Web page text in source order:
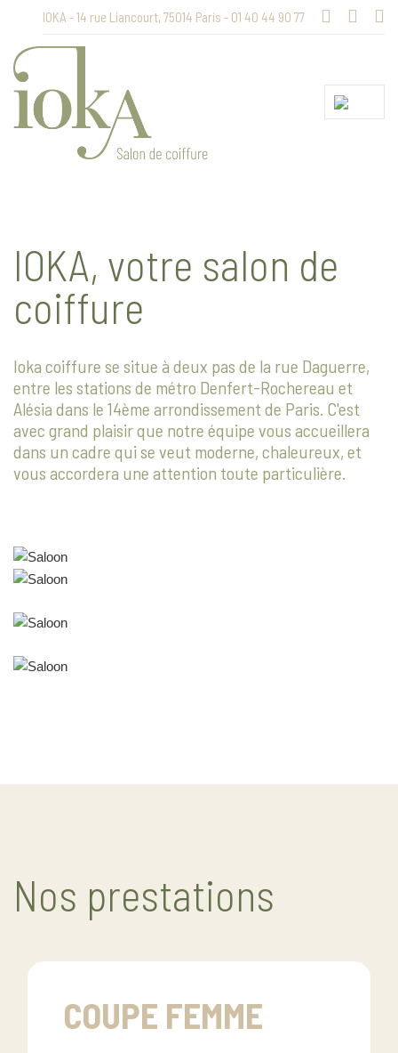
IOKA - 14 rue Liancourt, 75014 Paris - 01 40 44 90 77
IOKA, votre salon de
coiffure
Ioka coiffure se situe à deux pas de la rue Daguerre,
entre les stations de métro Denfert-Rochereau et
Alésia dans le 14ème arrondissement de Paris. C'est
avec grand plaisir que notre équipe vous accueillera
dans un cadre qui se veut moderne, chaleureux, et
vous accordera une attention toute particulière.
Nos prestations
COUPE FEMME